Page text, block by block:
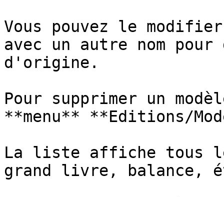
Vous pouvez le
avec un autre nom
d'origine.
Pour supprimer un
**menu** **Editions/
La liste affiche tous
grand livre, balance,